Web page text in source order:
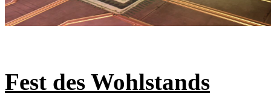
Fest des Wohlstands